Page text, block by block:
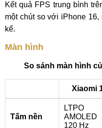
Kết quả FPS trung bình
một chút so với iPhone
kể.
Màn hình
So sánh màn hình
Xiaomi
Tấm nền
LTPO
AMOLED
120 Hz